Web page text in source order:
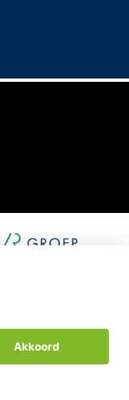
Akkoord